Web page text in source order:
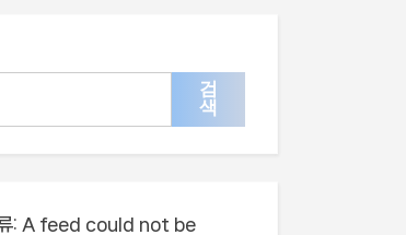
검
색
: A feed could not be